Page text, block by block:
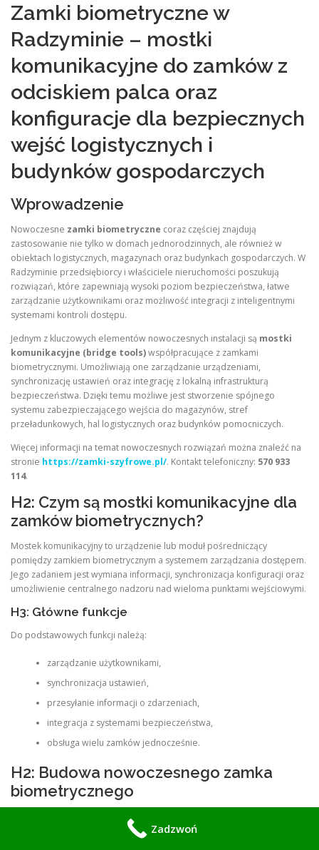
Zamki biometryczne w
Radzyminie – mostki
komunikacyjne do zamków z
odciskiem palca oraz
konfiguracje dla bezpiecznych
wejść logistycznych i
budynków gospodarczych
Wprowadzenie
Nowoczesne zamki biometryczne coraz częściej znajdują
zastosowanie nie tylko w domach jednorodzinnych, ale również w
obiektach logistycznych, magazynach oraz budynkach gospodarczych. W
Radzyminie przedsiębiorcy i właściciele nieruchomości poszukują
rozwiązań, które zapewniają wysoki poziom bezpieczeństwa, łatwe
zarządzanie użytkownikami oraz możliwość integracji z inteligentnymi
systemami kontroli dostępu.
Jednym z kluczowych elementów nowoczesnych instalacji są mostki
komunikacyjne (bridge tools)współpracujące z zamkami
biometrycznymi. Umożliwiają one zarządzanie urządzeniami,
synchronizację ustawień oraz integrację z lokalną infrastrukturą
bezpieczeństwa. Dzięki temu możliwe jest stworzenie spójnego
systemu zabezpieczającego wejścia do magazynów, stref
przeładunkowych, hal logistycznych oraz budynków pomocniczych.
Więcej informacji na temat nowoczesnych rozwiązań można znaleźć na
stronie https://zamki-szyfrowe.pl/. Kontakt telefoniczny: 570 933
114.
H2: Czym są mostki komunikacyjne dla
zamków biometrycznych?
Mostek komunikacyjny to urządzenie lub moduł pośredniczący
pomiędzy zamkiem biometrycznym a systemem zarządzania dostępem.
Jego zadaniem jest wymiana informacji, synchronizacja konfiguracji oraz
umożliwienie centralnego nadzoru nad wieloma punktami wejściowymi.
H3: Główne funkcje
Do podstawowych funkcji należą:
zarządzanie użytkownikami,
synchronizacja ustawień,
przesyłanie informacji o zdarzeniach,
integracja z systemami bezpieczeństwa,
obsługa wielu zamków jednocześnie.
H2: Budowa nowoczesnego zamka
biometrycznego
Typowy system składa się z kilku współpracujących elementów.
H3: Czytnik linii papilarnych
Zadzwoń